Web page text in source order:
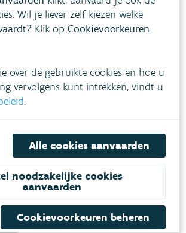
Wil je liever zelf kiezen welke
Klik opCookievoorkeuren
over de gebruikte cookies en hoe u
vervolgens kunt intrekken, vindt u
.
Alle cookies aanvaarden
noodzakelijke cookies
aanvaarden
Cookievoorkeuren beheren